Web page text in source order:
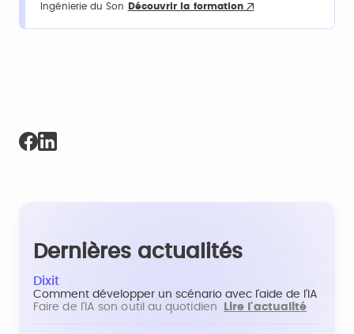
Ingénierie du Son Découvrir la formation
Dernières actualités
Dixit
Comment développer un scénario avec l'aide de l'IA
Faire de l'IA son outil au quotidien
Lire l'actualité